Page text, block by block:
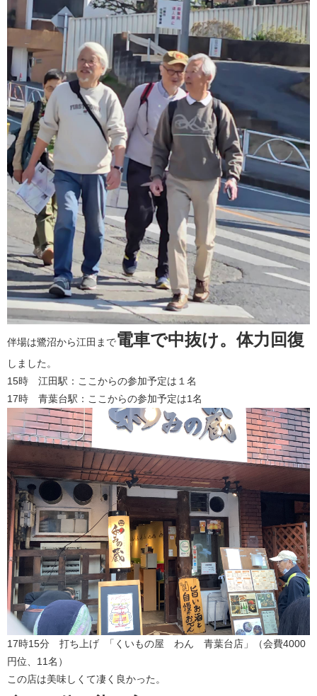
​伴場は鷺沼から江田まで電車で中抜け。体力回復
しました。
15時 江田駅：ここからの参加予定は１名​
17時 青葉台駅：ここからの参加予定は1名
17時15分 打ち上げ 「くいもの屋 わん 青葉台店」（会費4000
円位、11名）
この店は美味しくて凄く良かった。